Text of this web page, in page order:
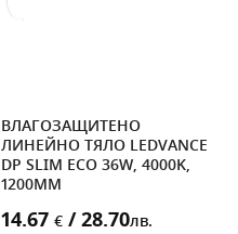
ВЛАГОЗАЩИТЕНО
ЛИНЕЙНО ТЯЛО LEDVANCE
DP SLIM ECO 36W, 4000K,
1200MM
14.67 € / 28.70лв.